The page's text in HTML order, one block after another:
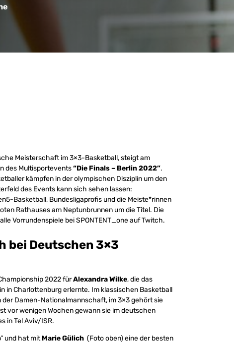
Meisterschaft im 3×3-Basketball, steigt am
des Multisportevents“Die Finals – Berlin 2022”.
kämpfen in der olympischen Disziplin um den
des Events kann sich sehen lassen:
Basketball, Bundesligaprofis und die Meiste*rinnen
Rathauses am Neptunbrunnen um die Titel. Die
Vorrundenspiele bei SPONTENT_one auf Twitch.
bei Deutschen 3×3
2022 fürAlexandra Wilke, die das
in Charlottenburg erlernte. Im klassischen Basketball
der Damen-Nationalmannschaft, im 3×3 gehört sie
vor wenigen Wochen gewann sie im deutschen
in Tel Aviv/ISR.
und hat mitMarie Gülich (Foto oben) eine der besten